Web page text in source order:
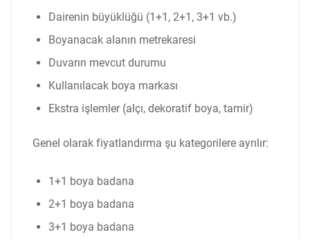
Dairenin büyüklüğü (1+1, 2+1, 3+1 vb.)
Boyanacak alanın metrekaresi
Duvarın mevcut durumu
Kullanılacak boya markası
Ekstra işlemler (alçı, dekoratif boya, tamir)
Genel olarak fiyatlandırma şu kategorilere ayrılır:
1+1 boya badana
2+1 boya badana
3+1 boya badana